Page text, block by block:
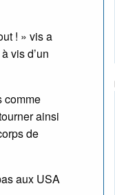
! » vis a
vis d’un
comme
ainsi
de
aux USA